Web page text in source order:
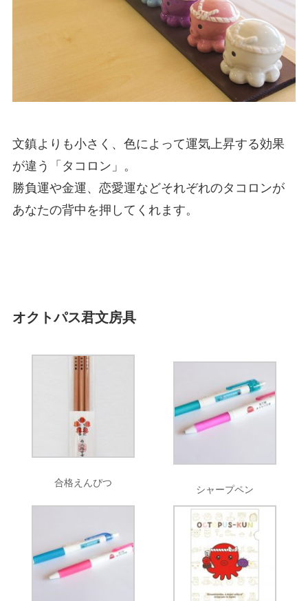
文鎮よりも小さく、色によって運気上昇する効果
が違う「タコロン」。
勝負運や金運、恋愛運などそれぞれのタコロンが
あなたの背中を押してくれます。
オクトパス君文房具
合格えんぴつ
シャープペン